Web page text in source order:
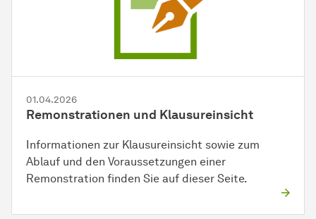
01.04.2026
Remonstrationen und Klausureinsicht
Informationen zur Klausureinsicht sowie zum
Ablauf und den Voraussetzungen einer
Remonstration finden Sie auf dieser Seite.